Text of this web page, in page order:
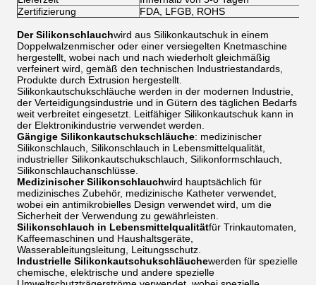
Zertifizierung
FDA, LFGB, ROHS
Der Silikonschlauchwird aus Silikonkautschuk in einem
Doppelwalzenmischer oder einer versiegelten Knetmaschine
hergestellt, wobei nach und nach wiederholt gleichmäßig
verfeinert wird, gemäß den technischen Industriestandards,
Produkte durch Extrusion hergestellt.
Silikonkautschukschläuche werden in der modernen Industrie,
der Verteidigungsindustrie und in Gütern des täglichen Bedarfs
weit verbreitet eingesetzt. Leitfähiger Silikonkautschuk kann in
der Elektronikindustrie verwendet werden.
Gängige Silikonkautschukschläuche: medizinischer
Silikonschlauch, Silikonschlauch in Lebensmittelqualität,
industrieller Silikonkautschukschlauch, Silikonformschlauch,
Silikonschlauchanschlüsse.
Medizinischer Silikonschlauchwird hauptsächlich für
medizinisches Zubehör, medizinische Katheter verwendet,
wobei ein antimikrobielles Design verwendet wird, um die
Sicherheit der Verwendung zu gewährleisten.
Silikonschlauch in Lebensmittelqualitätfür Trinkautomaten,
Kaffeemaschinen und Haushaltsgeräte,
Wasserableitungsleitung, Leitungsschutz.
Industrielle Silikonkautschukschläuchewerden für spezielle
chemische, elektrische und andere spezielle